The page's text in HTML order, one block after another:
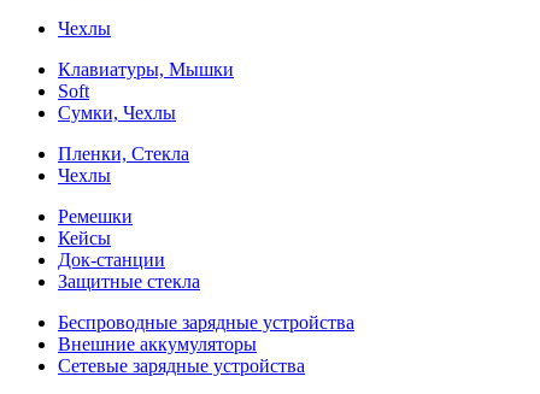
Чехлы
Клавиатуры, Мышки
Soft
Сумки, Чехлы
Пленки, Стекла
Чехлы
Ремешки
Кейсы
Док-станции
Защитные стекла
Беспроводные зарядные устройства
Внешние аккумуляторы
Сетевые зарядные устройства